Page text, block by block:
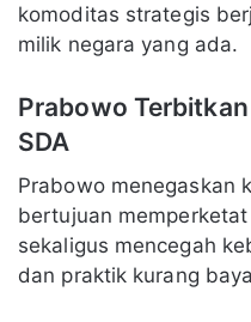
komoditas strategis
milik negara yang ada.
Prabowo
SDA
Prabowo menegaskan
bertujuan
sekaligus mencegah
dan praktik kurang